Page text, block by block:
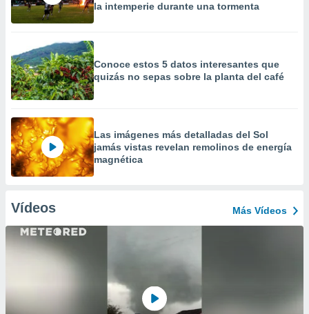
la intemperie durante una tormenta
Conoce estos 5 datos interesantes que
quizás no sepas sobre la planta del café
Las imágenes más detalladas del Sol
jamás vistas revelan remolinos de energía
magnética
Vídeos Más Vídeos